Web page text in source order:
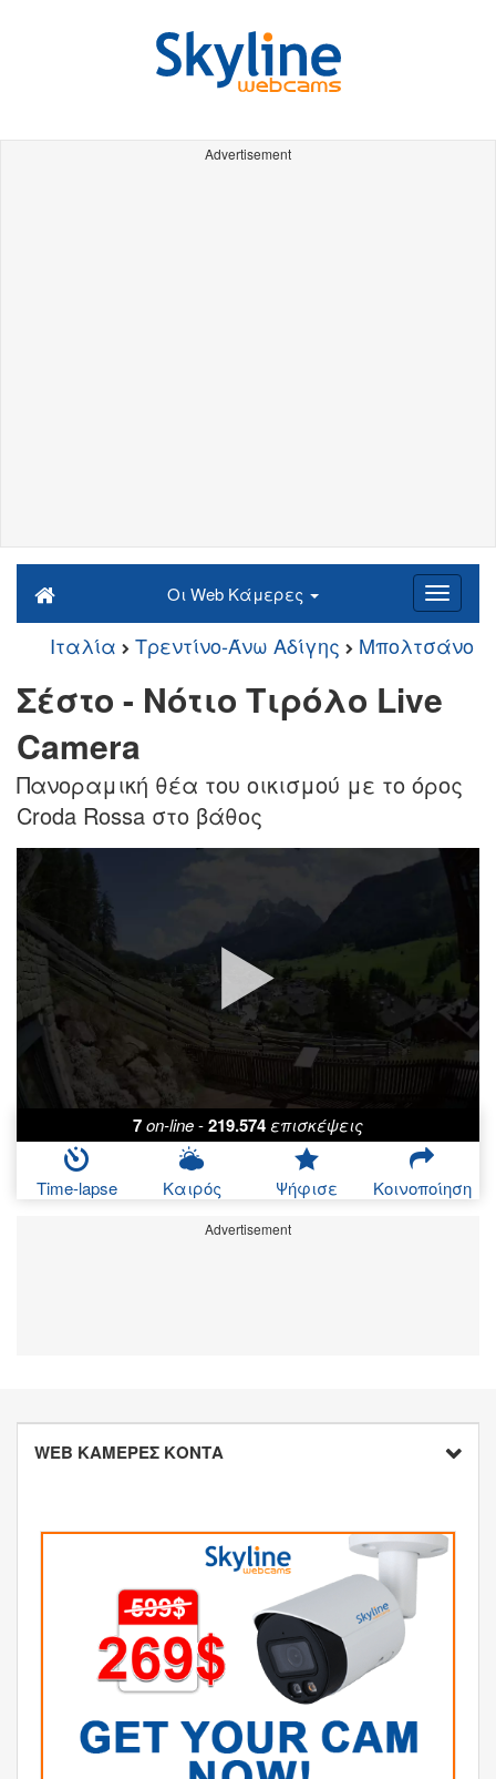
Advertisement
Οι Web Κάμερες
Ιταλία Τρεντίνο-Άνω Αδίγης Μπολτσάνο
Σέστο - Νότιο Τιρόλο Live
Camera
Πανοραμική θέα του οικισμού με το όρος
Croda Rossa στο βάθος
7on-line-219.574επισκέψεις
Time-lapse Καιρός Ψήφισε Κοινοποίηση
Advertisement
WEB ΚΑΜΕΡΕΣ ΚΟΝΤΑ